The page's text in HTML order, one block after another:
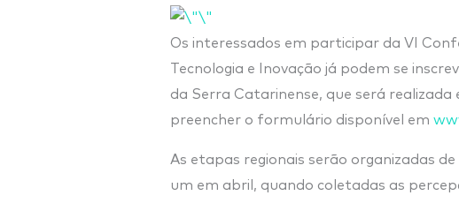
Os interessados em participar da VI
Tecnologia e Inovação já podem se
da Serra Catarinense, que será
preencher o formulário disponível em
As etapas regionais serão organizadas
um em abril, quando coletadas as